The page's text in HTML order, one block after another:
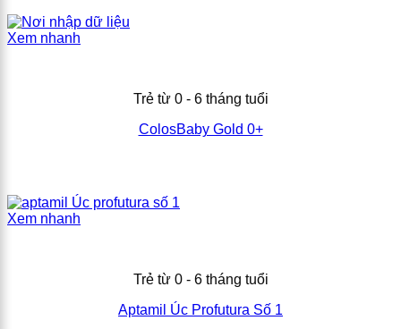
Xem nhanh
Trẻ từ 0 - 6 tháng tuổi
ColosBaby Gold 0+
Xem nhanh
Trẻ từ 0 - 6 tháng tuổi
Aptamil Úc Profutura Số 1